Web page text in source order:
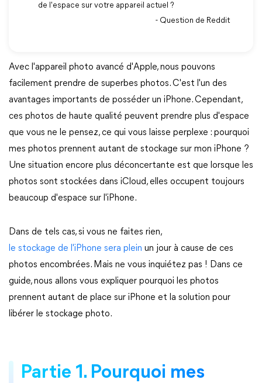
de l'espace sur votre appareil actuel ?
- Question de Reddit
Avec l'appareil photo avancé d'Apple, nous pouvons
facilement prendre de superbes photos. C'est l'un des
avantages importants de posséder un iPhone. Cependant,
ces photos de haute qualité peuvent prendre plus d'espace
que vous ne le pensez, ce qui vous laisse perplexe : pourquoi
mes photos prennent autant de stockage sur mon iPhone ?
Une situation encore plus déconcertante est que lorsque les
photos sont stockées dans iCloud, elles occupent toujours
beaucoup d'espace sur l'iPhone.
Dans de tels cas, si vous ne faites rien,
le stockage de l'iPhone sera plein un jour à cause de ces
photos encombrées. Mais ne vous inquiétez pas ! Dans ce
guide, nous allons vous expliquer pourquoi les photos
prennent autant de place sur iPhone et la solution pour
libérer le stockage photo.
Partie 1. Pourquoi mes